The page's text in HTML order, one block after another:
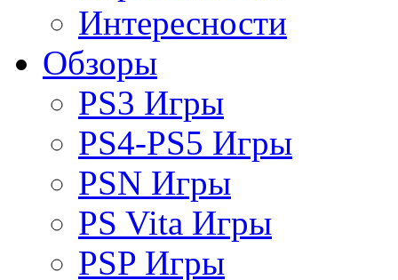
Интересности
Обзоры
PS3 Игры
PS4-PS5 Игры
PSN Игры
PS Vita Игры
PSP Игры